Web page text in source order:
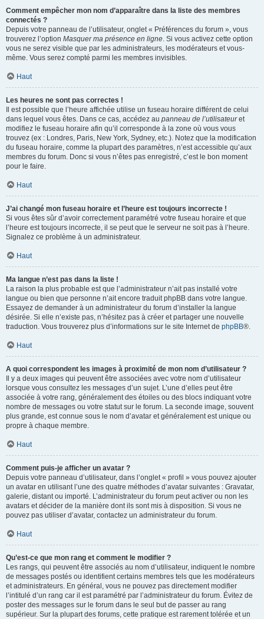
Comment empêcher mon nom d’apparaître dans la liste des membres
connectés ?
Depuis votre panneau de l’utilisateur, onglet « Préférences du forum », vous
trouverez l’option Masquer ma présence en ligne. Si vous activez cette option
vous ne serez visible que par les administrateurs, les modérateurs et vous-
même. Vous serez compté parmi les membres invisibles.
Haut
Les heures ne sont pas correctes !
Il est possible que l’heure affichée utilise un fuseau horaire différent de celui
dans lequel vous êtes. Dans ce cas, accédez au panneau de l’utilisateuret
modifiez le fuseau horaire afin qu’il corresponde à la zone où vous vous
trouvez (ex : Londres, Paris, New York, Sydney, etc.). Notez que la modification
du fuseau horaire, comme la plupart des paramètres, n’est accessible qu’aux
membres du forum. Donc si vous n’êtes pas enregistré, c’est le bon moment
pour le faire.
Haut
J’ai changé mon fuseau horaire et l’heure est toujours incorrecte !
Si vous êtes sûr d’avoir correctement paramétré votre fuseau horaire et que
l’heure est toujours incorrecte, il se peut que le serveur ne soit pas à l’heure.
Signalez ce problème à un administrateur.
Haut
Ma langue n’est pas dans la liste !
La raison la plus probable est que l’administrateur n’ait pas installé votre
langue ou bien que personne n’ait encore traduit phpBB dans votre langue.
Essayez de demander à un administrateur du forum d’installer la langue
désirée. Si elle n’existe pas, n’hésitez pas à créer et partager une nouvelle
traduction. Vous trouverez plus d’informations sur le site Internet de phpBB®.
Haut
A quoi correspondent les images à proximité de mon nom d’utilisateur ?
Il y a deux images qui peuvent être associées avec votre nom d’utilisateur
lorsque vous consultez les messages d’un sujet. L’une d’elles peut être
associée à votre rang, généralement des étoiles ou des blocs indiquant votre
nombre de messages ou votre statut sur le forum. La seconde image, souvent
plus grande, est connue sous le nom d’avatar et généralement est unique ou
propre à chaque membre.
Haut
Comment puis-je afficher un avatar ?
Depuis votre panneau d’utilisateur, dans l’onglet « profil » vous pouvez ajouter
un avatar en utilisant l’une des quatre méthodes d’avatar suivantes : Gravatar,
galerie, distant ou importé. L’administrateur du forum peut activer ou non les
avatars et décider de la manière dont ils sont mis à disposition. Si vous ne
pouvez pas utiliser d’avatar, contactez un administrateur du forum.
Haut
Qu’est-ce que mon rang et comment le modifier ?
Les rangs, qui peuvent être associés au nom d’utilisateur, indiquent le nombre
de messages postés ou identifient certains membres tels que les modérateurs
et administrateurs. En général, vous ne pouvez pas directement modifier
l’intitulé d’un rang car il est paramétré par l’administrateur du forum. Évitez de
poster des messages sur le forum dans le seul but de passer au rang
supérieur. Sur la plupart des forums, cette pratique est rarement tolérée et un